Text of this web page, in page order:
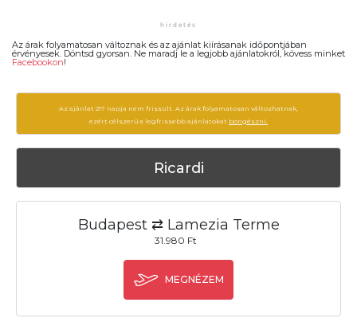
Az árak folyamatosan változnak és az ajánlat kiírásanak időpontjában
érvényesek. Döntsd gyorsan. Ne maradj le a legjobb ajánlatokról, kövess minket
Facebookon!
Az ajánlat 217 napja nem frissült. Az árak folyamatosan változhatnak,
ezért célszerű a legfrissebb ajánlatokat böngészni.
Ricardi
Budapest ⇄ Lamezia Terme
31.980 Ft
MEGNÉZEM